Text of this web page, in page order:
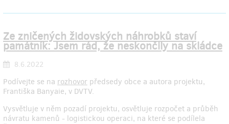
Ze zničených židovských náhrobků staví
památník: Jsem rád, že neskončily na skládce
8.6.2022
Podívejte se na rozhovor předsedy obce a autora projektu,
Františka Banyaie, v DVTV.
Vysvětluje v něm pozadí projektu, osvětluje rozpočet a průběh
návratu kamenů - logistickou operaci, na které se podílela